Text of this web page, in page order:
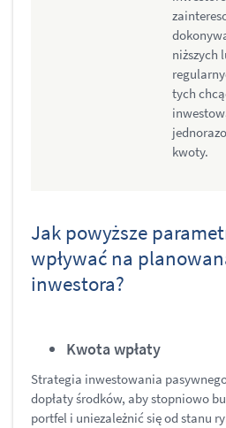
niższych
tych
kwoty.
Jak powyższe
wpływać na
inwestora?
Kwota wpłaty
Strategia inwestowania
dopłaty środków, aby stopniowo
portfel i uniezależnić się od stanu